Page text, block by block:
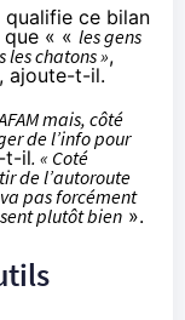
qualifie ce bilan
« « les gens
les chatons »,
ajoute-t-il.
mais, côté
de l’info pour
t-il. « Coté
de l’autoroute
pas forcément
sent plutôt bien ».